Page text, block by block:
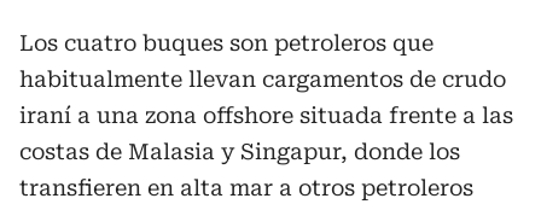
Los cuatro buques son petroleros que
habitualmente llevan cargamentos de crudo
iraní a una zona offshore situada frente a las
costas de Malasia y Singapur, donde los
transfieren en alta mar a otros petroleros